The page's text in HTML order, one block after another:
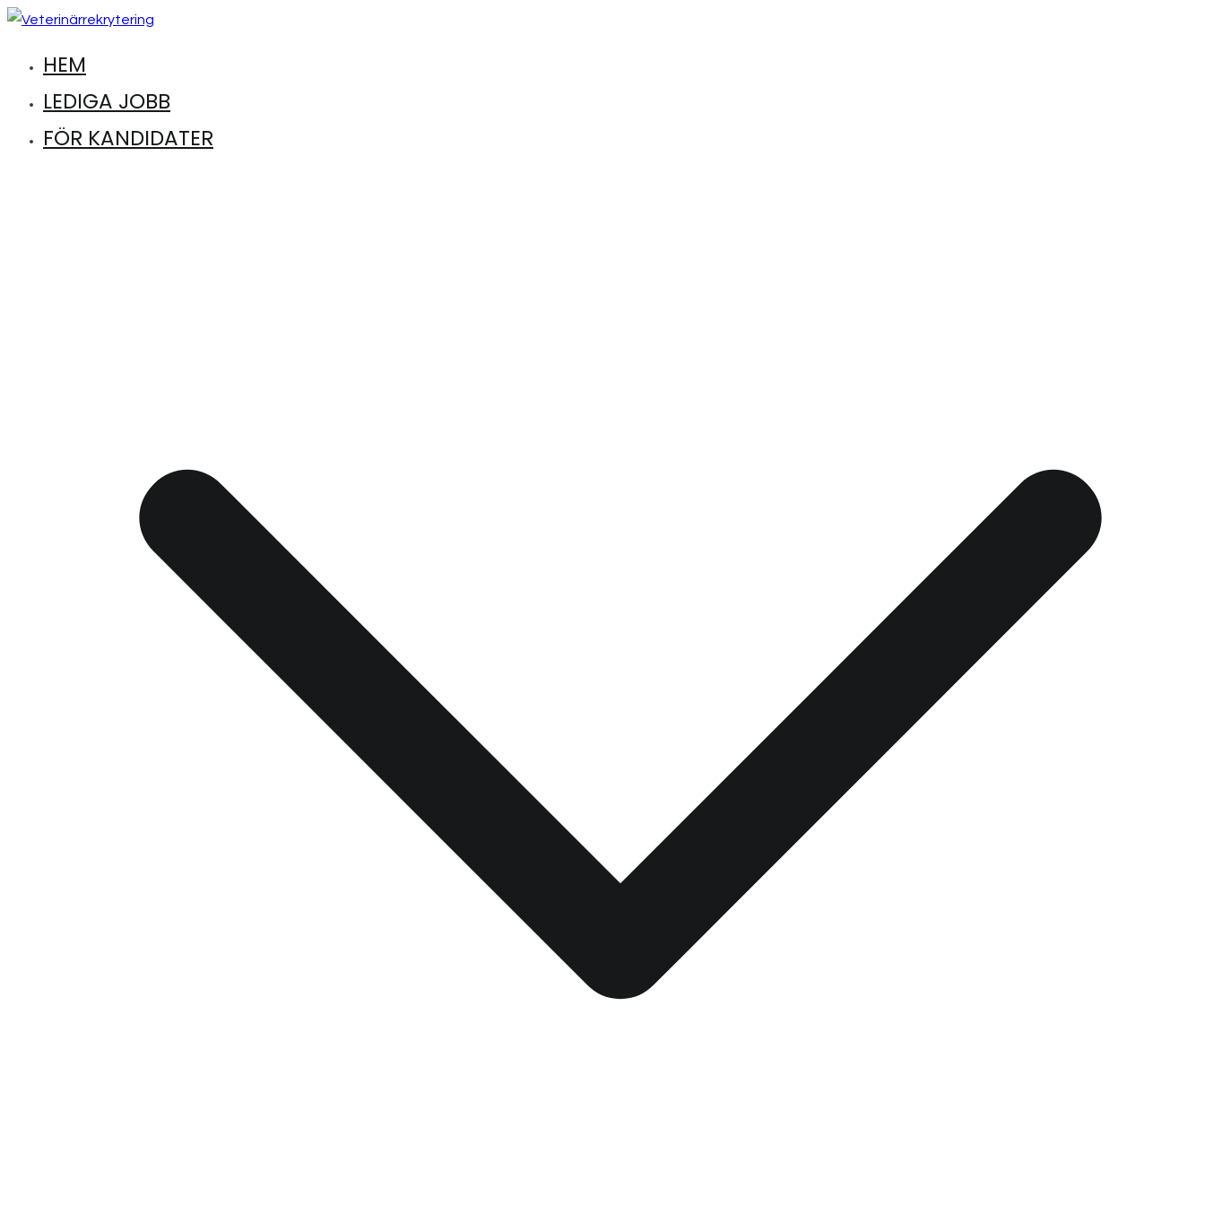
Hoppa
innehåll
Veterinärrekrytering
Hitta lediga jobb inom djursjukvård
HEM
LEDIGA JOBB
FÖR KANDIDATER